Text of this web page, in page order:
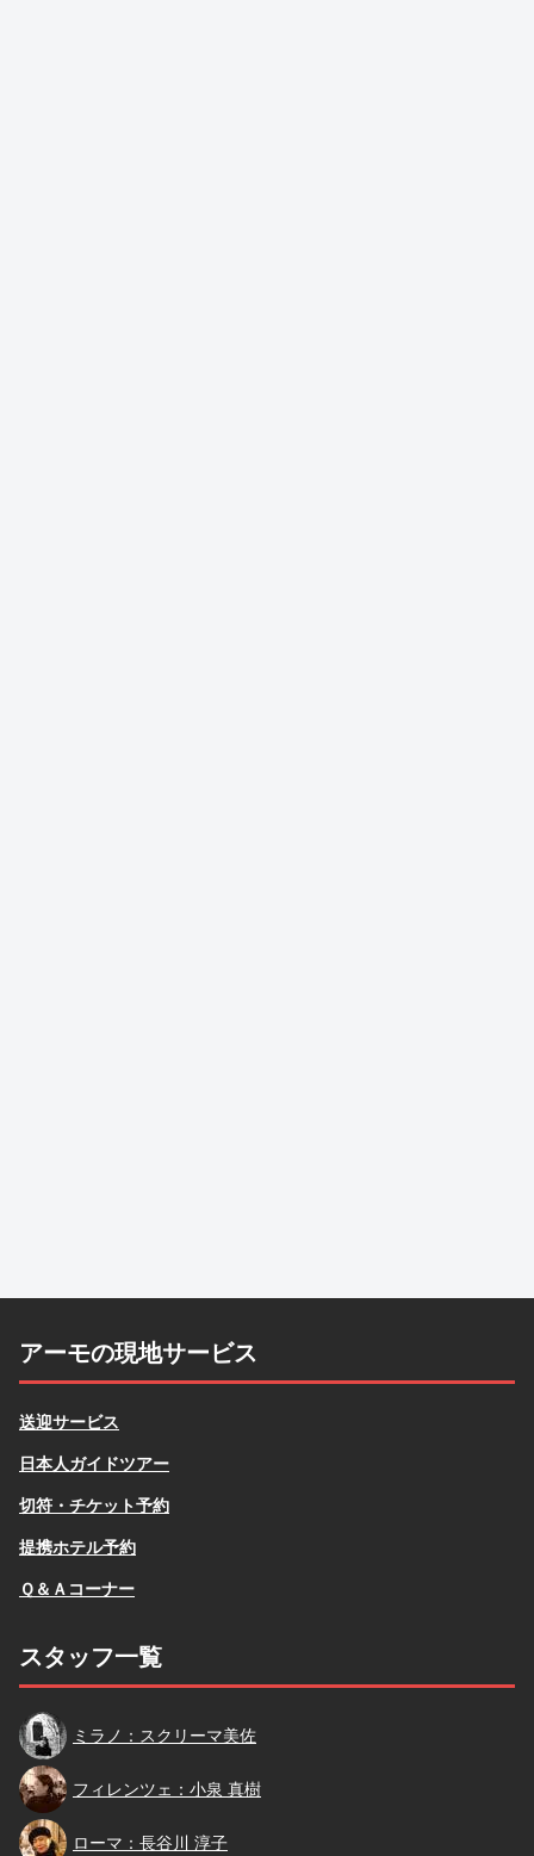
アーモの現地サービス
送迎サービス
日本人ガイドツアー
切符・チケット予約
提携ホテル予約
Ｑ＆Ａコーナー
スタッフ一覧
スクリーマ
ミラノ：スクリーマ美佐
小泉
フィレンツェ：小泉 真樹
長谷川
ローマ：長谷川 淳子